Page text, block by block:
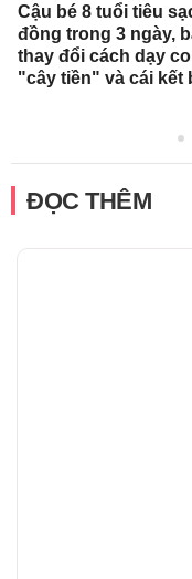
Cậu bé 8 tuổi tiêu
đồng trong 3 ngày,
thay đổi cách dạy
"cây tiền" và cái kết
ĐỌC THÊM